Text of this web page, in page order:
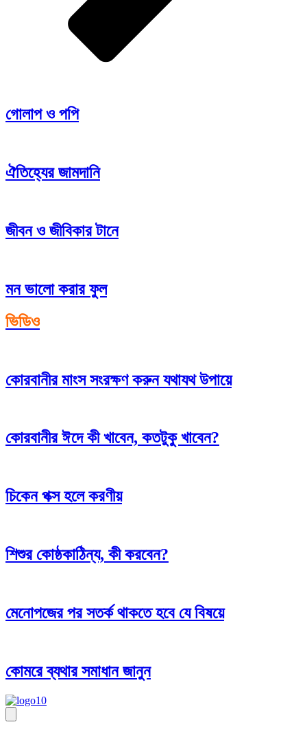
গোলাপ ও পপি
ঐতিহ্যের জামদানি
জীবন ও জীবিকার টানে
মন ভালো করার ফুল
ভিডিও
কোরবানীর মাংস সংরক্ষণ করুন যথাযথ উপায়ে
কোরবানীর ঈদে কী খাবেন, কতটুকু খাবেন?
চিকেন পক্স হলে করণীয়
শিশুর কোষ্ঠকাঠিন্য, কী করবেন?
মেনোপজের পর সতর্ক থাকতে হবে যে বিষয়ে
কোমরে ব্যথার সমাধান জানুন